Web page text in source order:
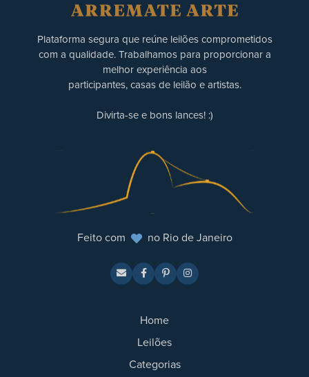
Plataforma segura que reúne leilões comprometidos
com a qualidade. Trabalhamos para proporcionar a
melhor experiência aos
participantes, casas de leilão e artistas.
Divirta-se e bons lances! :)
Feito com no Rio de Janeiro
Home
Leilões
Categorias